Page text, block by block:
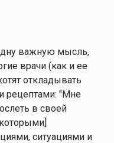
важную мысль,
врачи (как и ее
откладывать
рецептами: "Мне
в своей
ситуациями и